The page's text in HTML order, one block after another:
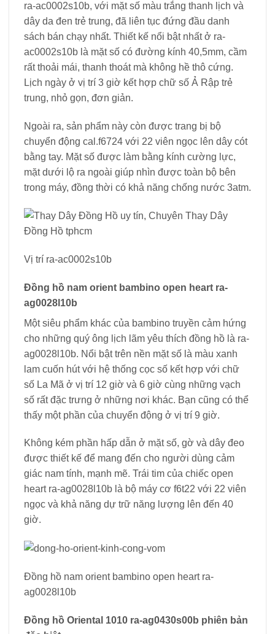
ra-ac0002s10b, với mặt số màu trắng thanh lịch và
dây da đen trẻ trung, đã liên tục đứng đầu danh
sách bán chạy nhất. Thiết kế nổi bật nhất ở ra-
ac0002s10b là mặt số có đường kính 40,5mm, cầm
rất thoải mái, thanh thoát mà không hề thô cứng.
Lịch ngày ở vị trí 3 giờ kết hợp chữ số Ả Rập trẻ
trung, nhỏ gọn, đơn giản.
Ngoài ra, sản phẩm này còn được trang bị bộ
chuyển động cal.f6724 với 22 viên ngọc lên dây cót
bằng tay. Mặt số được làm bằng kính cường lực,
mặt dưới lộ ra ngoài giúp nhìn được toàn bộ bên
trong máy, đồng thời có khả năng chống nước 3atm.
Vị trí ra-ac0002s10b
Đồng hồ nam orient bambino open heart ra-
ag0028l10b
Một siêu phẩm khác của bambino truyền cảm hứng
cho những quý ông lịch lãm yêu thích đồng hồ là ra-
ag0028l10b. Nổi bật trên nền mặt số là màu xanh
lam cuốn hút với hệ thống cọc số kết hợp với chữ
số La Mã ở vị trí 12 giờ và 6 giờ cùng những vạch
số rất đặc trưng ở những nơi khác. Bạn cũng có thể
thấy một phần của chuyển động ở vị trí 9 giờ.
Không kém phần hấp dẫn ở mặt số, gờ và dây đeo
được thiết kế để mang đến cho người dùng cảm
giác nam tính, mạnh mẽ. Trái tim của chiếc open
heart ra-ag0028l10b là bộ máy cơ f6t22 với 22 viên
ngọc và khả năng dự trữ năng lượng lên đến 40
giờ.
Đồng hồ nam orient bambino open heart ra-
ag0028l10b
Đồng hồ Oriental 1010 ra-ag0430s00b phiên bản